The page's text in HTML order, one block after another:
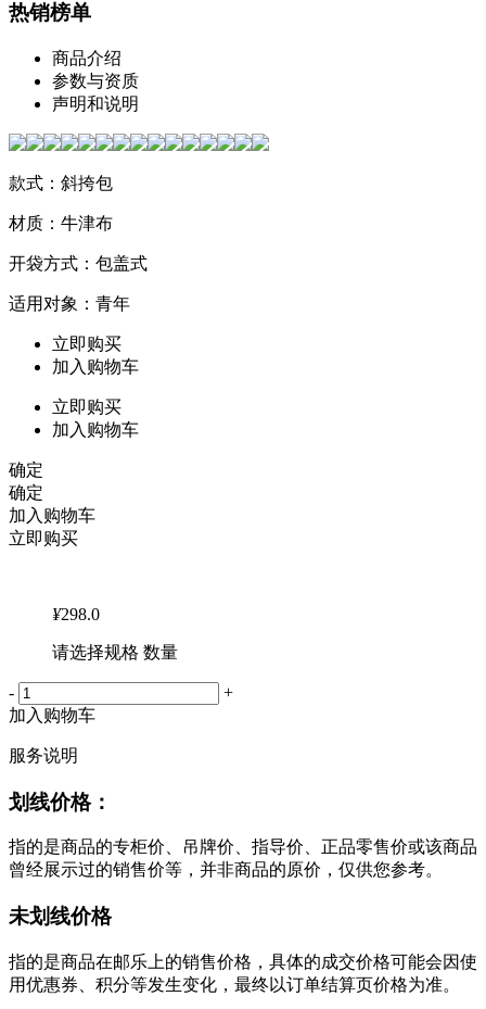
热销榜单
商品介绍
参数与资质
声明和说明
款式：斜挎包
材质：牛津布
开袋方式：包盖式
适用对象：青年
立即购买
加入购物车
立即购买
加入购物车
确定
确定
加入购物车
立即购买
¥298.0
请选择规格 数量
-
+
加入购物车
服务说明
划线价格：
指的是商品的专柜价、吊牌价、指导价、正品零售价或该商品
曾经展示过的销售价等，并非商品的原价，仅供您参考。
未划线价格
指的是商品在邮乐上的销售价格，具体的成交价格可能会因使
用优惠券、积分等发生变化，最终以订单结算页价格为准。